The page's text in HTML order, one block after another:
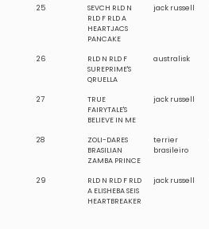
25
SEVCH RLD N
RLD F RLD A
HEARTJACS
PANCAKE
jack russell
26
RLD N RLD F
SUREPRIME'S
QRUELLA
australisk
27
TRUE
FAIRYTALE'S
BELIEVE IN ME
jack russell
28
ZOLI-DARES
BRASILIAN
ZAMBA PRINCE
terrier
brasileiro
29
RLD N RLD F RLD
A ELISHEBA SEIS
HEARTBREAKER
jack russell